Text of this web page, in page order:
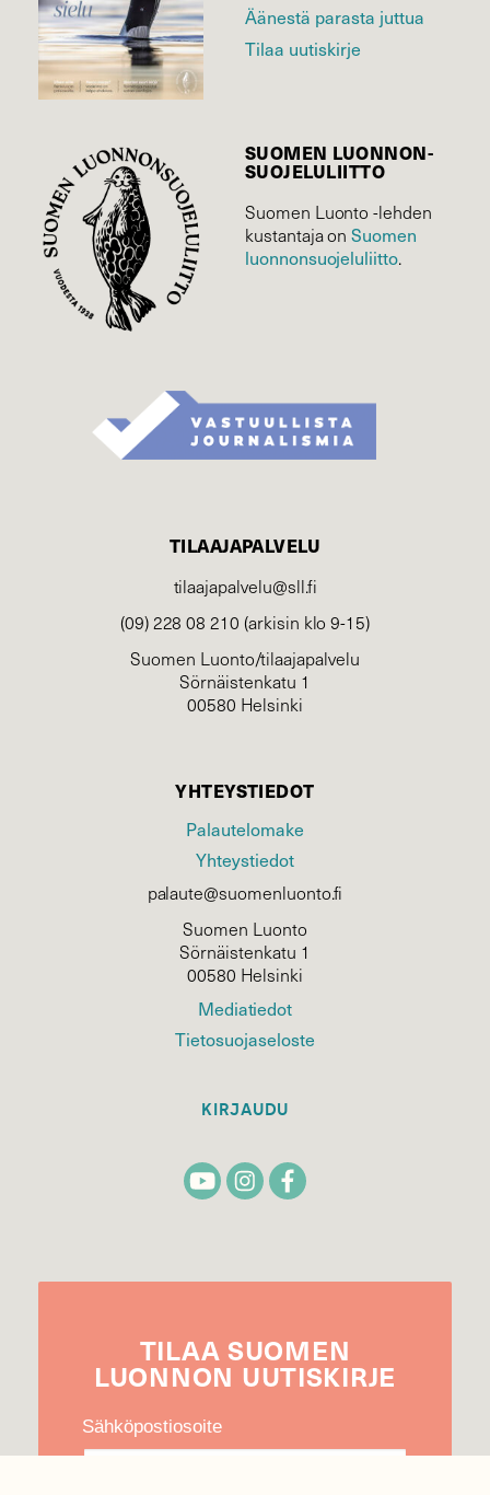
Äänestä parasta juttua
Tilaa uutiskirje
SUOMEN LUONNON­
SUOJELU­LIITTO
Suomen Luonto -lehden
kustantaja onSuomen
luonnonsuojelu­liitto.
TILAAJAPALVELU
tilaajapalvelu@sll.fi
(09) 228 08 210 (arkisin klo 9-15)
Suomen Luonto/tilaajapalvelu
Sörnäistenkatu 1
00580 Helsinki
YHTEYSTIEDOT
Palautelomake
Yhteystiedot
palaute@suomenluonto.fi
Suomen Luonto
Sörnäistenkatu 1
00580 Helsinki
Mediatiedot
Tietosuojaseloste
KIRJAUDU
TILAA SUOMEN
LUONNON UUTIS­KIRJE
Sähköpostiosoite